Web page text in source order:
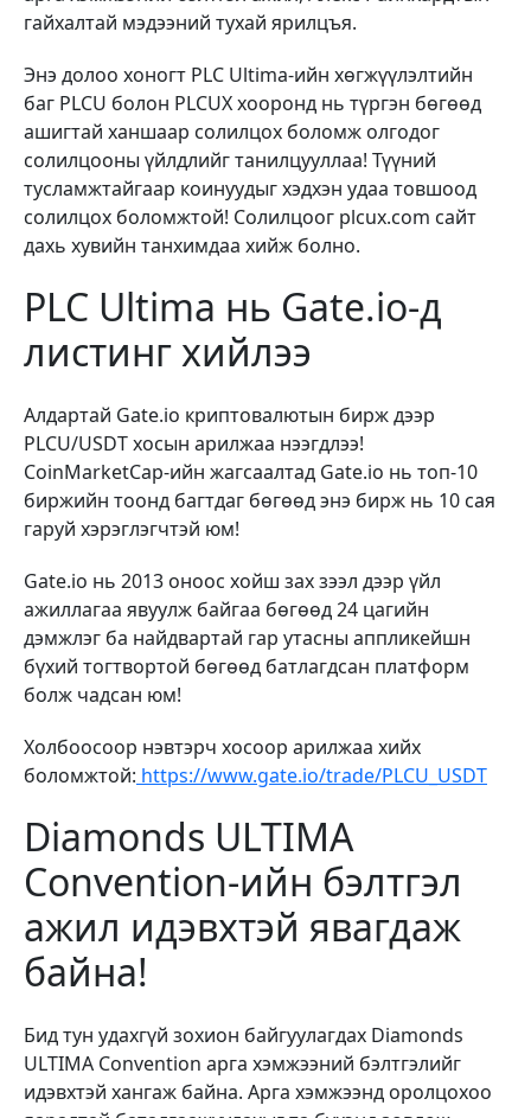
гайхалтай мэдээний тухай ярилцъя.
Энэ долоо хоногт PLC Ultima-ийн хөгжүүлэлтийн
баг PLCU болон PLCUX хооронд нь түргэн бөгөөд
ашигтай ханшаар солилцох боломж олгодог
солилцооны үйлдлийг танилцууллаа! Түүний
тусламжтайгаар коинуудыг хэдхэн удаа товшоод
солилцох боломжтой! Солилцоог plcux.com сайт
дахь хувийн танхимдаа хийж болно.
PLC Ultima нь Gate.io-д
листинг хийлээ
Алдартай Gate.io криптовалютын бирж дээр
PLCU/USDT хосын арилжаа нээгдлээ!
СoinMarketCap-ийн жагсаалтад Gate.io нь топ-10
биржийн тоонд багтдаг бөгөөд энэ бирж нь 10 сая
гаруй хэрэглэгчтэй юм!
Gate.io нь 2013 оноос хойш зах зээл дээр үйл
ажиллагаа явуулж байгаа бөгөөд 24 цагийн
дэмжлэг ба найдвартай гар утасны аппликейшн
бүхий тогтвортой бөгөөд батлагдсан платформ
болж чадсан юм!
Холбоосоор нэвтэрч хосоор арилжаа хийх
боломжтой: https://www.gate.io/trade/PLCU_USDT
Diamonds ULTIMA
Convention-ийн бэлтгэл
ажил идэвхтэй явагдаж
байна!
Бид тун удахгүй зохион байгуулагдах Diamonds
ULTIMA Convention арга хэмжээний бэлтгэлийг
идэвхтэй хангаж байна. Арга хэмжээнд оролцохоо